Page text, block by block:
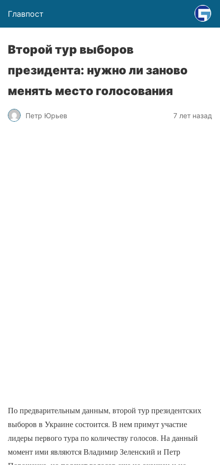
Главпост
Второй тур выборов
президента: нужно ли заново
менять место голосования
Петр Юрьев 7 лет назад
По предварительным данным, второй тур президентских
выборов в Украине состоится. В нем примут участие
лидеры первого тура по количеству голосов. На данный
момент ими являются Владимир Зеленский и Петр